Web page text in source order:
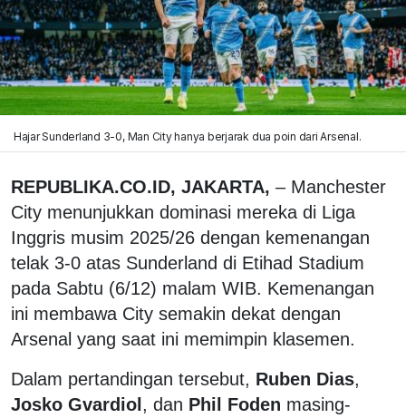
Hajar Sunderland 3-0, Man City hanya berjarak dua poin dari Arsenal.
REPUBLIKA.CO.ID, JAKARTA, – Manchester
City menunjukkan dominasi mereka di Liga
Inggris musim 2025/26 dengan kemenangan
telak 3-0 atas Sunderland di Etihad Stadium
pada Sabtu (6/12) malam WIB. Kemenangan
ini membawa City semakin dekat dengan
Arsenal yang saat ini memimpin klasemen.
Dalam pertandingan tersebut, Ruben Dias,
Josko Gvardiol , dan Phil Foden masing-